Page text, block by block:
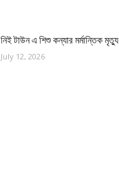
নিই টাউন এ শিশু কন্যার মর্মান্তিক মৃত্যু
July 12, 2026